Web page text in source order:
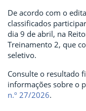
De acordo com o
classificados
dia 9 de abril, na
Treinamento 2, que
seletivo.
Consulte o resultado
informações sobre o
n.º 27/2026.